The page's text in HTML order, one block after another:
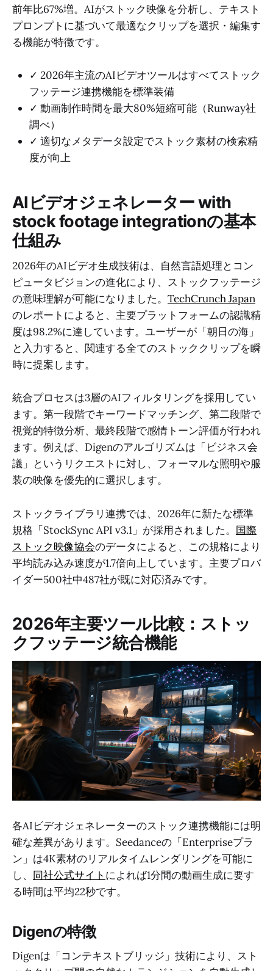
前年比67%増。AIがストック映像を分析し、テキスト
プロンプトに基づいて最適なクリップを選択・編集す
る機能が特徴です。
✓ 2026年主流のAIビデオツールはすべてストック
フッテージ連携機能を標準装備
✓ 動画制作時間を最大80%短縮可能（Runway社
調べ）
✓ 適切なメタデータ設定でストック素材の検索精
度が向上
AIビデオジェネレーター with
stock footage integrationの基本
仕組み
2026年のAIビデオ生成技術は、自然言語処理とコン
ピュータビジョンの進化により、ストックフッテージ
の意味理解が可能になりました。 TechCrunch Japan
のレポートによると、主要プラットフォームの認識精
度は98.2%に達しています。ユーザーが「朝日の海」
と入力すると、関連する全てのストッククリップを瞬
時に提案します。
統合プロセスは3層のAIフィルタリングを採用してい
ます。第一段階でキーワードマッチング、第二段階で
視覚的特徴分析、最終段階で感情トーン評価が行われ
ます。例えば、Digenのアルゴリズムは「ビジネス会
議」というリクエストに対し、フォーマルな照明や服
装の映像を優先的に選択します。
ストックライブラリ連携では、2026年に新たな標準
規格「StockSync API v3.1」が採用されました。 国際
ストック映像協会のデータによると、この規格により
平均読み込み速度が1.7倍向上しています。主要プロバ
イダー500社中487社が既に対応済みです。
2026年主要ツール比較：ストッ
クフッテージ統合機能
各AIビデオジェネレーターのストック連携機能には明
確な差異があります。Seedanceの「Enterpriseプラ
ン」は4K素材のリアルタイムレンダリングを可能に
し、 同社公式サイト によれば1分間の動画生成に要す
る時間は平均22秒です。
Digenの特徴
Digenは「コンテキストブリッジ」技術により、スト